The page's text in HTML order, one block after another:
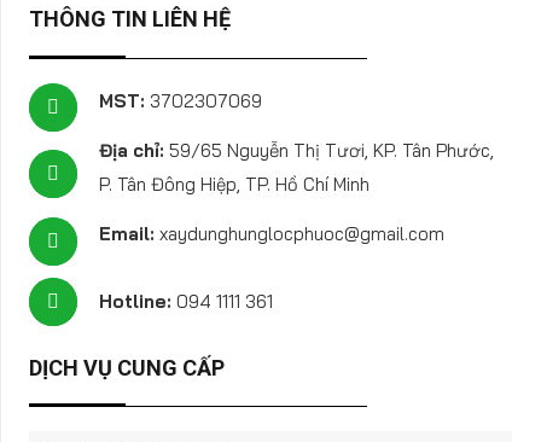
THÔNG TIN LIÊN HỆ
MST: 3702307069
Địa chỉ: 59/65 Nguyễn Thị Tươi, KP. Tân Phước,
P. Tân Đông Hiệp, TP. Hồ Chí Minh
Email: xaydunghunglocphuoc@gmail.com
Hotline:094 1111 361
DỊCH VỤ CUNG CẤP